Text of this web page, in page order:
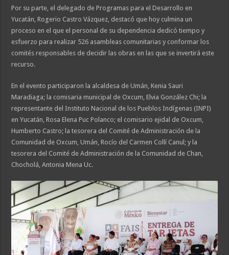
Por su parte, el delegado de Programas para el Desarrollo en
Yucatán, Rogerio Castro Vázquez, destacó que hoy culmina un
proceso en el que el personal de su dependencia dedicó tiempo y
esfuerzo para realizar 526 asambleas comunitarias y conformar los
comités responsables de decidir las obras en las que se invertirá este
recurso.
En el evento participaron la alcaldesa de Umán, Kenia Sauri
Maradiaga; la comisaria municipal de Oxcum, Elvia González Chi; la
representante del Instituto Nacional de los Pueblos Indígenas (INPI)
en Yucatán, Rosa Elena Puc Polanco; el comisario ejidal de Oxcum,
Humberto Castro; la tesorera del Comité de Administración de la
Comunidad de Oxcum, Umán, Rocío del Carmen Collí Canul; y la
tesorera del Comité de Administración de la Comunidad de Chan,
Chocholá, Antonia Mena Uc.